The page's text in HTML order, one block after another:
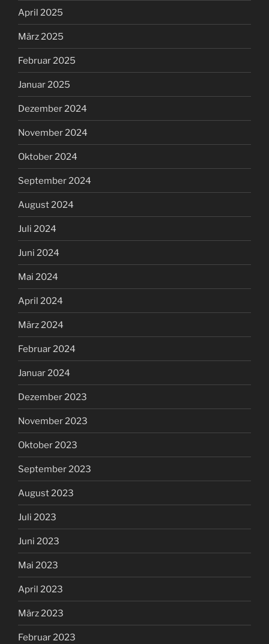
April 2025
März 2025
Februar 2025
Januar 2025
Dezember 2024
November 2024
Oktober 2024
September 2024
August 2024
Juli 2024
Juni 2024
Mai 2024
April 2024
März 2024
Februar 2024
Januar 2024
Dezember 2023
November 2023
Oktober 2023
September 2023
August 2023
Juli 2023
Juni 2023
Mai 2023
April 2023
März 2023
Februar 2023